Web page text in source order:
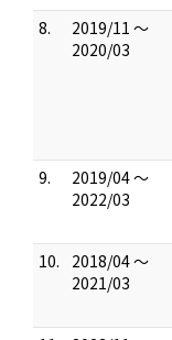
8.
2019/11 ～
2020/03
9.
2019/04 ～
2022/03
10.
2018/04 ～
2021/03